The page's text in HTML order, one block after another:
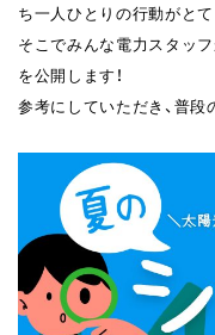
ち一人ひとりの行動がと
そこでみんな電力スタッ
を公開します！
参考にしていただき、普段